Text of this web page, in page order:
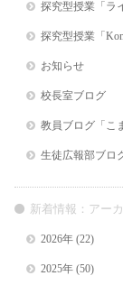
探究型授業「ラ
探究型授業「
お知らせ
校長室ブログ
教員ブログ「こ
生徒広報部ブロ
新着情報：アー
2026年(22)
2025年(50)